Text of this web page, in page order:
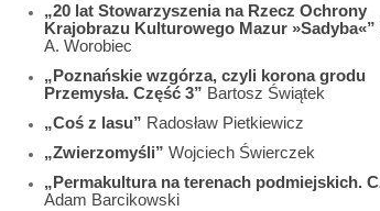
„20 lat Stowarzyszenia na Rzecz Ochrony
Krajobrazu Kulturowego Mazur »Sadyba«”
A. Worobiec
„Poznańskie wzgórza, czyli korona grodu
Przemysła. Część 3” Bartosz Świątek
„Coś z lasu” Radosław Pietkiewicz
„Zwierzomyśli” Wojciech Świerczek
„Permakultura na terenach podmiejskich.
Adam Barcikowski